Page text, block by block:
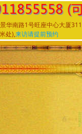
区景华南路1号旺座中
处),来访请提前预约